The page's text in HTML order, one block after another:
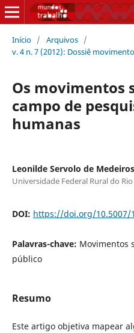
Início / Arquivos /
v. 4 n. 7 (2012): Dossiê
Os movimentos
campo de
humanas
Leonilde Servolo de Medeiros
Universidade Federal Rural do
DOI: https://doi.org/10.5007/
Palavras-chave: Movimentos
público
Resumo
Este artigo objetiva mapear